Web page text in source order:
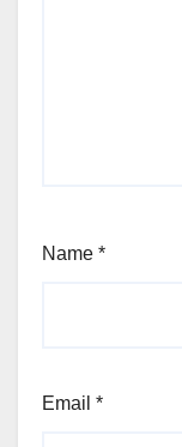
Name *
Email *